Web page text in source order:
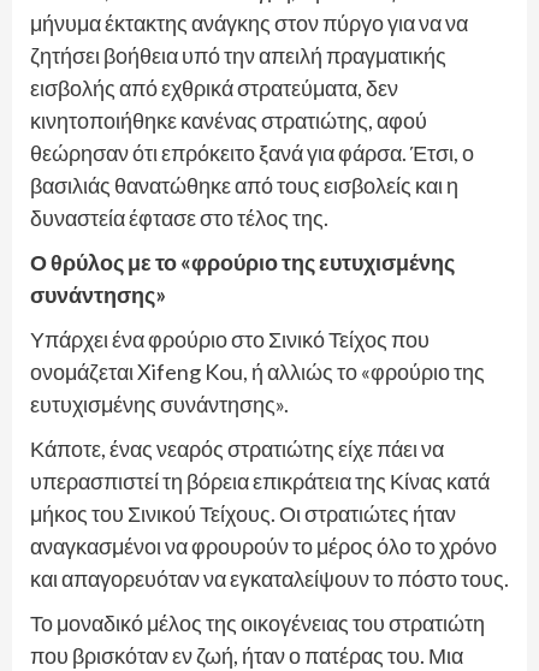
μήνυμα έκτακτης ανάγκης στον πύργο για να να
ζητήσει βοήθεια υπό την απειλή πραγματικής
εισβολής από εχθρικά στρατεύματα, δεν
κινητοποιήθηκε κανένας στρατιώτης, αφού
θεώρησαν ότι επρόκειτο ξανά για φάρσα. Έτσι, ο
βασιλιάς θανατώθηκε από τους εισβολείς και η
δυναστεία έφτασε στο τέλος της.
Ο θρύλος με το «φρούριο της ευτυχισμένης
συνάντησης»
Υπάρχει ένα φρούριο στο Σινικό Τείχος που
ονομάζεται Xifeng Kou, ή αλλιώς το «φρούριο της
ευτυχισμένης συνάντησης».
Κάποτε, ένας νεαρός στρατιώτης είχε πάει να
υπερασπιστεί τη βόρεια επικράτεια της Κίνας κατά
μήκος του Σινικού Τείχους. Οι στρατιώτες ήταν
αναγκασμένοι να φρουρούν το μέρος όλο το χρόνο
και απαγορευόταν να εγκαταλείψουν το πόστο τους.
Το μοναδικό μέλος της οικογένειας του στρατιώτη
που βρισκόταν εν ζωή, ήταν ο πατέρας του. Μια